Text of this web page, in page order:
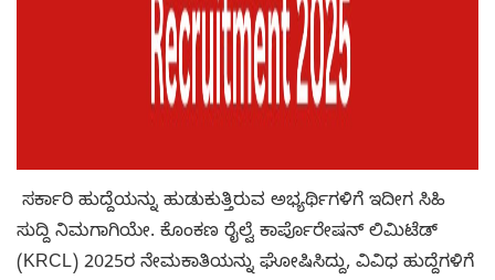
ಸರ್ಕಾರಿ ಹುದ್ದೆಯನ್ನು ಹುಡುಕುತ್ತಿರುವ ಅಭ್ಯರ್ಥಿಗಳಿಗೆ ಇದೀಗ ಸಿಹಿ
ಸುದ್ದಿ ನಿಮಗಾಗಿಯೇ. ಕೊಂಕಣ ರೈಲ್ವೆ ಕಾರ್ಪೊರೇಷನ್ ಲಿಮಿಟೆಡ್
(KRCL) 2025ರ ನೇಮಕಾತಿಯನ್ನು ಘೋಷಿಸಿದ್ದು, ವಿವಿಧ ಹುದ್ದೆಗಳಿಗೆ